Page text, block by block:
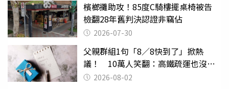
檳榔攤助攻！85度C騎樓擺桌椅被告
檢翻28年舊判決認證非竊佔
2026-07-30
父親群組1句「8／8快到了」掀熱
議！ 10萬人笑翻：高鐵疏運也沒列
父親節
2026-08-02